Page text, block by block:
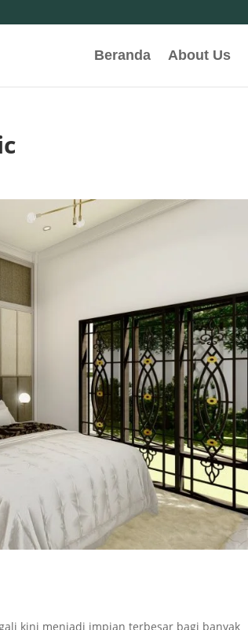
Beranda About Us
kini menjadi impian terbesar bagi banyak